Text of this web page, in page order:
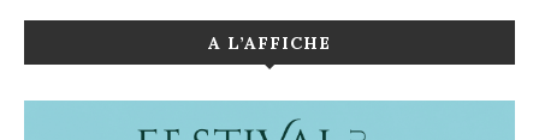
A L’AFFICHE